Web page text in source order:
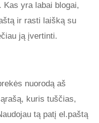
Kas yra labai blogai,
ir rasti laišką su
ją įvertinti.
nuorodą aš
kuris tuščias,
tą patį el.paštą